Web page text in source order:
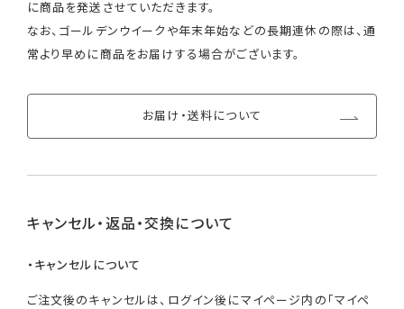
に商品を発送させていただきます。
なお、ゴールデンウイークや年末年始などの長期連休の際は、通
常より早めに商品をお届けする場合がございます。
お届け・送料について
キャンセル・返品・交換について
・キャンセルについて
ご注文後のキャンセルは、ログイン後にマイページ内の「マイペ